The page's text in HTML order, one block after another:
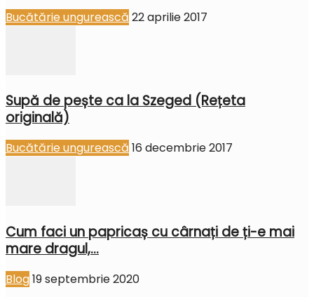
Bucătărie ungurească 22 aprilie 2017
Supă de pește ca la Szeged (Rețeta
originală)
Bucătărie ungurească 16 decembrie 2017
Cum faci un papricaș cu cârnați de ți-e mai
mare dragul,...
Blog19 septembrie 2020